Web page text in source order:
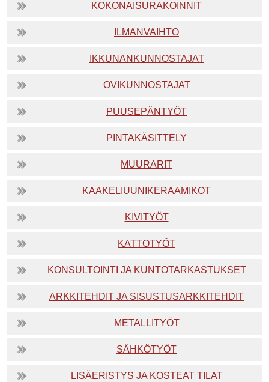
KOKONAISURAKOINNIT
ILMANVAIHTO
IKKUNANKUNNOSTAJAT
OVIKUNNOSTAJAT
PUUSEPÄNTYÖT
PINTAKÄSITTELY
MUURARIT
KAAKELIUUNIKERAAMIKOT
KIVITYÖT
KATTOTYÖT
KONSULTOINTI JA KUNTOTARKASTUKSET
ARKKITEHDIT JA SISUSTUSARKKITEHDIT
METALLITYÖT
SÄHKÖTYÖT
LISÄERISTYS JA KOSTEAT TILAT